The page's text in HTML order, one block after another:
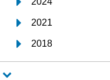
2021
2018
2015